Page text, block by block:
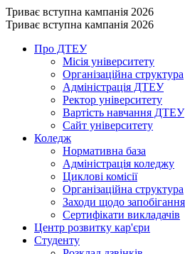
Триває вступна кампанія 2026
Триває вступна кампанія 2026
Про ДТЕУ
Місія університету
Організаційна структура
Адміністрація ДТЕУ
Ректор університету
Вартість навчання ДТЕУ
Сайт університету
Коледж
Нормативна база
Адміністрація коледжу
Циклові комісії
Організаційна структура
Заходи щодо
Сертифікати викладачів
Центр розвитку кар'єри
Студенту